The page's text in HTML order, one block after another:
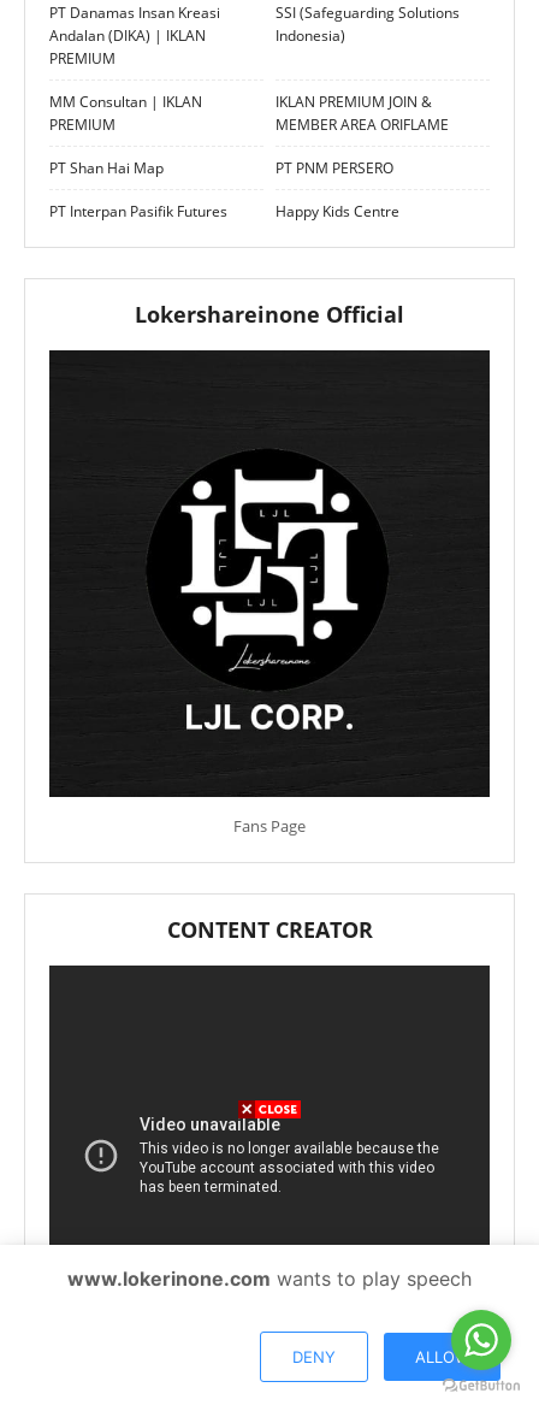
PT Danamas Insan Kreasi
Andalan (DIKA) | IKLAN
PREMIUM
SSI (Safeguarding Solutions
Indonesia)
MM Consultan | IKLAN
PREMIUM
IKLAN PREMIUM JOIN &
MEMBER AREA ORIFLAME
PT Shan Hai Map PT PNM PERSERO
PT Interpan Pasifik Futures Happy Kids Centre
Lokershareinone Official
Fans Page
CONTENT CREATOR
www.lokerinone.com wants to play speech
DENY ALLOW